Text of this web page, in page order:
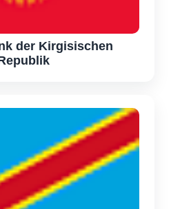
der Kirgisischen